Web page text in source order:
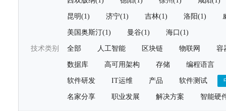
昆明(1) 济宁(1) 吉林(1) 洛阳(1)
美国奥斯汀(1) 曼谷(1) 海口(1)
技术类别 全部 人工智能 区块链 物联网 容
数据库 高可用架构 存储 编程语言
软件研发 IT运维 产品 软件测试
名家分享 职业发展 解决方案 智能硬